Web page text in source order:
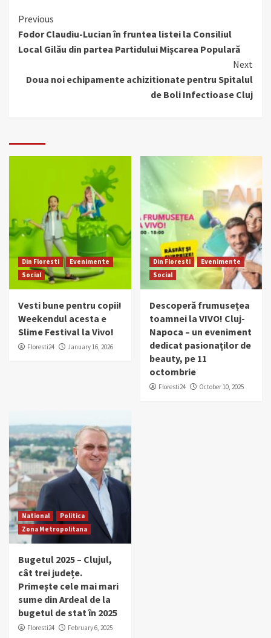
Continue
Reading
Previous
Fodor Claudiu-Lucian în fruntea listei la Consiliul
Local Gilău din partea Partidului Mișcarea Populară
Next
Doua noi echipamente achizitionate pentru Spitalul
de Boli Infectioase Cluj
Din Floresti
Evenimente
Social
Vesti bune pentru copii!
Weekendul acesta e
Slime Festival la Vivo!
Floresti24 January 16, 2026
Din Floresti
Evenimente
Social
Descoperă frumusețea
toamnei la VIVO! Cluj-
Napoca – un eveniment
dedicat pasionaților de
beauty, pe 11
octombrie
Floresti24 October 10, 2025
National
Politica
Zona Metropolitana
Bugetul 2025 – Clujul,
cât trei județe.
Primește cele mai mari
sume din Ardeal de la
bugetul de stat în 2025
Floresti24 February 6, 2025